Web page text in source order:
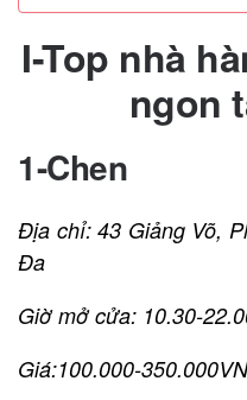
I-Top nhà
ngon
1-Chen
Địa chỉ: 43 Giảng Võ,
Đa
Giờ mở cửa: 10.30-
Giá:100.000-